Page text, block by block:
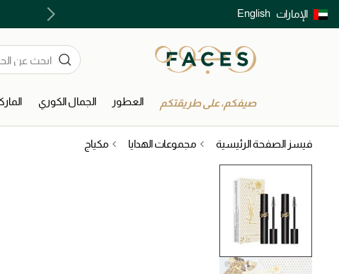
الإمارات English
توصيل سريع على جميع الطلبات ما فوق 299 درهم
صيفكم، على طريقتكم العطور الجمال الكوري
فيسز الصفحة الرئيسية مجموعات الهدايا مكياج